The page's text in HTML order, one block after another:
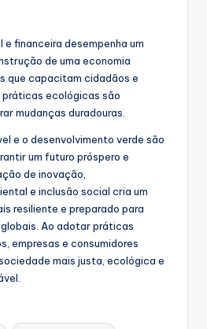
financeira desempenha um
de uma economia
que capacitam cidadãos e
ecológicas são
mudanças duradouras.
e o desenvolvimento verde são
um futuro próspero e
de inovação,
e inclusão social cria um
resiliente e preparado para
Ao adotar práticas
empresas e consumidores
mais justa, ecológica e